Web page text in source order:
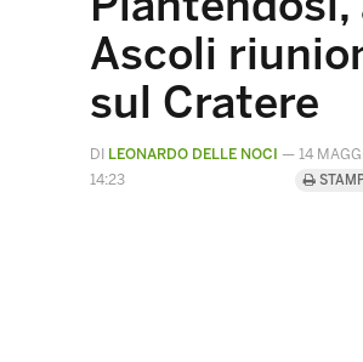
Ascoli
sul Cratere
DI LEONARDO DELLE NOCI — 14
14:23